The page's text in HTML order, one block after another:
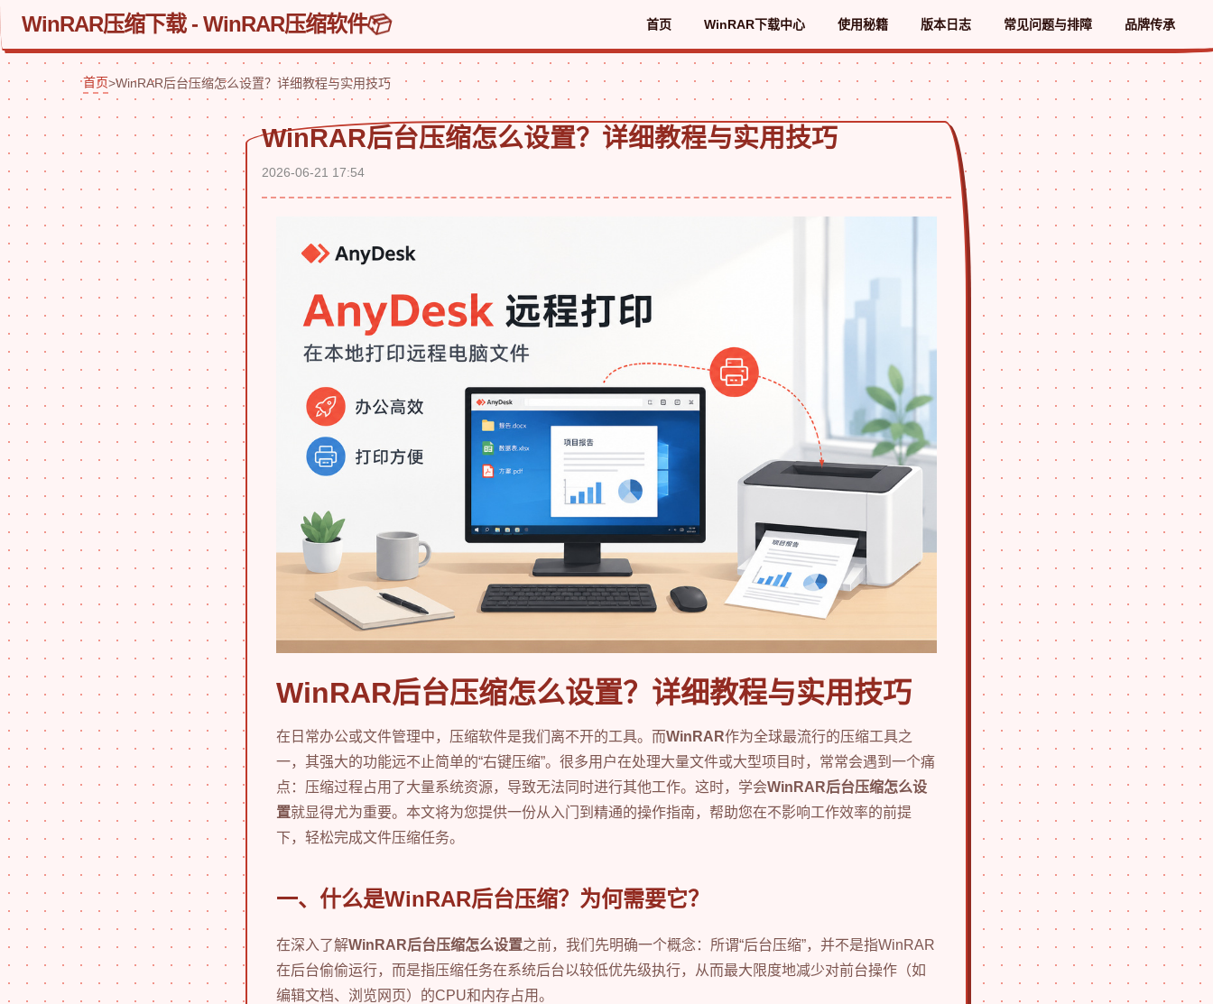
WinRAR压缩下载 - WinRAR压缩软件 首页 WinRAR下载中心 使用秘籍 版本日志 常见问题与排障 品牌传承
首页>WinRAR后台压缩怎么设置？详细教程与实用技巧
WinRAR后台压缩怎么设置？详细教程与实用技巧
2026-06-21 17:54
WinRAR后台压缩怎么设置？详细教程与实用技巧
在日常办公或文件管理中，压缩软件是我们离不开的工具。而WinRAR作为全球最流行的压缩工具之
一，其强大的功能远不止简单的“右键压缩”。很多用户在处理大量文件或大型项目时，常常会遇到一个痛
点：压缩过程占用了大量系统资源，导致无法同时进行其他工作。这时，学会WinRAR后台压缩怎么设
置就显得尤为重要。本文将为您提供一份从入门到精通的操作指南，帮助您在不影响工作效率的前提
下，轻松完成文件压缩任务。
一、什么是WinRAR后台压缩？为何需要它？
在深入了解WinRAR后台压缩怎么设置之前，我们先明确一个概念：所谓“后台压缩”，并不是指WinRAR
在后台偷偷运行，而是指压缩任务在系统后台以较低优先级执行，从而最大限度地减少对前台操作（如
编辑文档、浏览网页）的CPU和内存占用。